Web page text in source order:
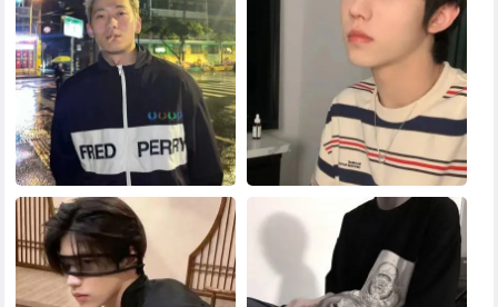
美女头像
男生头像
明星头像
卡通动漫
黑白头像
其他头像